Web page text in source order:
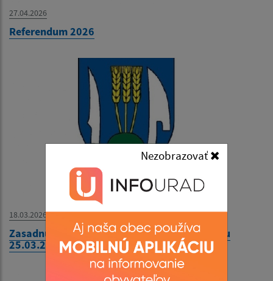
Nezobrazovať
27.04.2026
Referendum 2026
18.03.2026
Zasadnutie Obecného zastupiteľstva v Kysaku
25.03.2026